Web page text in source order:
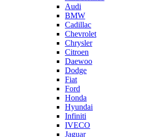
Audi
BMW
Cadillac
Chevrolet
Chrysler
Citroen
Daewoo
Dodge
Fiat
Ford
Honda
Hyundai
Infiniti
IVECO
Jaguar